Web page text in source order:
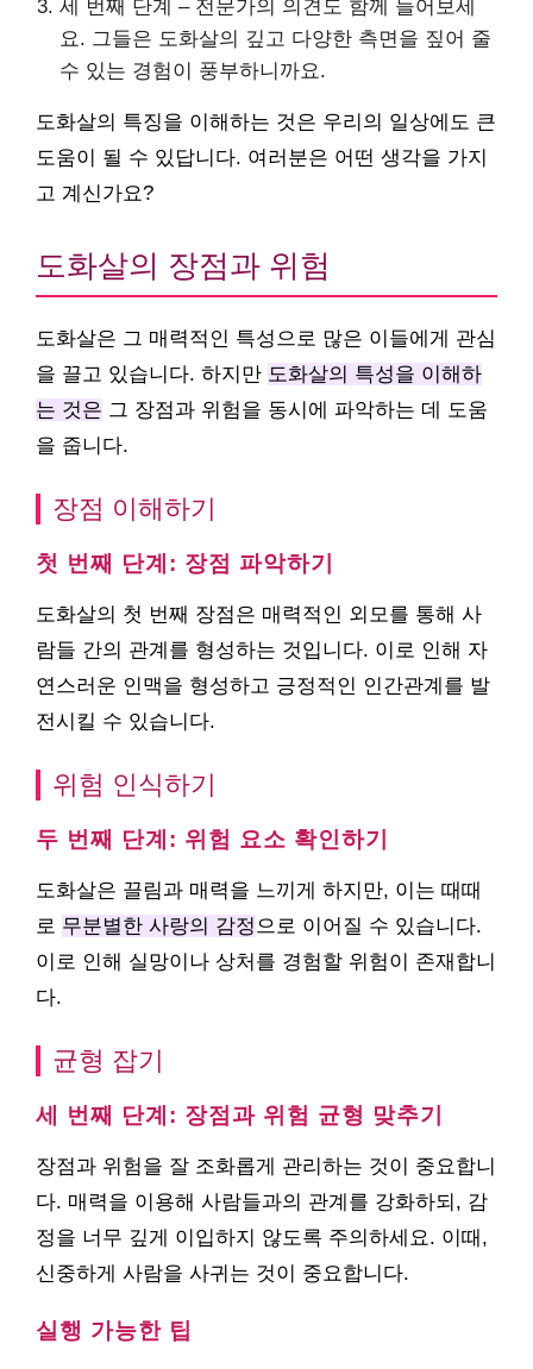
세 번째 단계 – 전문가의 의견도 함께 들어보세
요. 그들은 도화살의 깊고 다양한 측면을 짚어 줄
수 있는 경험이 풍부하니까요.
도화살의 특징을 이해하는 것은 우리의 일상에도 큰
도움이 될 수 있답니다. 여러분은 어떤 생각을 가지
고 계신가요?
도화살의 장점과 위험
도화살은 그 매력적인 특성으로 많은 이들에게 관심
을 끌고 있습니다. 하지만 도화살의 특성을 이해하
는 것은 그 장점과 위험을 동시에 파악하는 데 도움
을 줍니다.
장점 이해하기
첫 번째 단계: 장점 파악하기
도화살의 첫 번째 장점은 매력적인 외모를 통해 사
람들 간의 관계를 형성하는 것입니다. 이로 인해 자
연스러운 인맥을 형성하고 긍정적인 인간관계를 발
전시킬 수 있습니다.
위험 인식하기
두 번째 단계: 위험 요소 확인하기
도화살은 끌림과 매력을 느끼게 하지만, 이는 때때
로 무분별한 사랑의 감정으로 이어질 수 있습니다.
이로 인해 실망이나 상처를 경험할 위험이 존재합니
다.
균형 잡기
세 번째 단계: 장점과 위험 균형 맞추기
장점과 위험을 잘 조화롭게 관리하는 것이 중요합니
다. 매력을 이용해 사람들과의 관계를 강화하되, 감
정을 너무 깊게 이입하지 않도록 주의하세요. 이때,
신중하게 사람을 사귀는 것이 중요합니다.
실행 가능한 팁